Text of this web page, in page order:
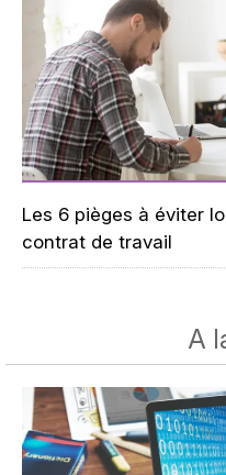
Les 6 pièges à éviter
contrat de travail
A